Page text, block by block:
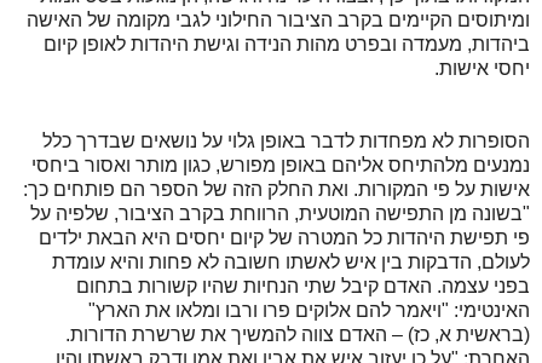
ומיתוסים הקיימים בקרב הציבור החילוני לגבי מקומה של האישה
ביהדות, מעמדה ובפרט מהות הנידה וגישת היהדות לאופן קיום
יחסי אישות.
הסופרות לא מפחדות לדבר באופן גלוי על נושאים שבדרך כלל
נמנעים מלהתיחס אליהם באופן מפורש, כגון מותר ואסור ביחסי
אישות על פי המקורות. ואת החלק הזה של הספר הם פותחים כך:
"בשונה מן התפישה המוטעית, הרווחת בקרב הציבור, שלפיה על
פי תפישת היהדות כל המטרה של קיום יחסים היא הבאת ילדים
לעולם, הדבקות בין איש לאשתו חשובה לא פחות והיא עומדת
בפני עצמה. האדם קיבל שתי הנחיות שהיו קשורות בתחום
האינטימי: "ויאמר להם אלוקים פרו ורבו ומלאו את הארץ"
(בראשית א, כז) – האדם צווה להמשיך את שרשרת הדורות.
האחרת: "על כן יעזוב איש את אביו ואת אמו ודבק באשתו והיו